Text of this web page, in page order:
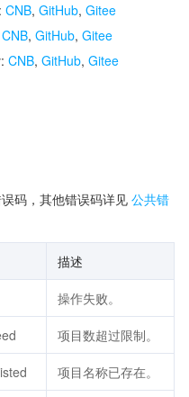
CNB, GitHub, Gitee
CNB, GitHub, Gitee
CNB, GitHub, Gitee
码，其他错误码详见 公共错
描述
操作失败。
项目数超过限制。
项目名称已存在。